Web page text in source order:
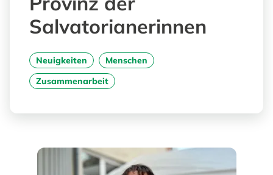
Salvatorianerinnen
Neuigkeiten
Menschen
Zusammenarbeit